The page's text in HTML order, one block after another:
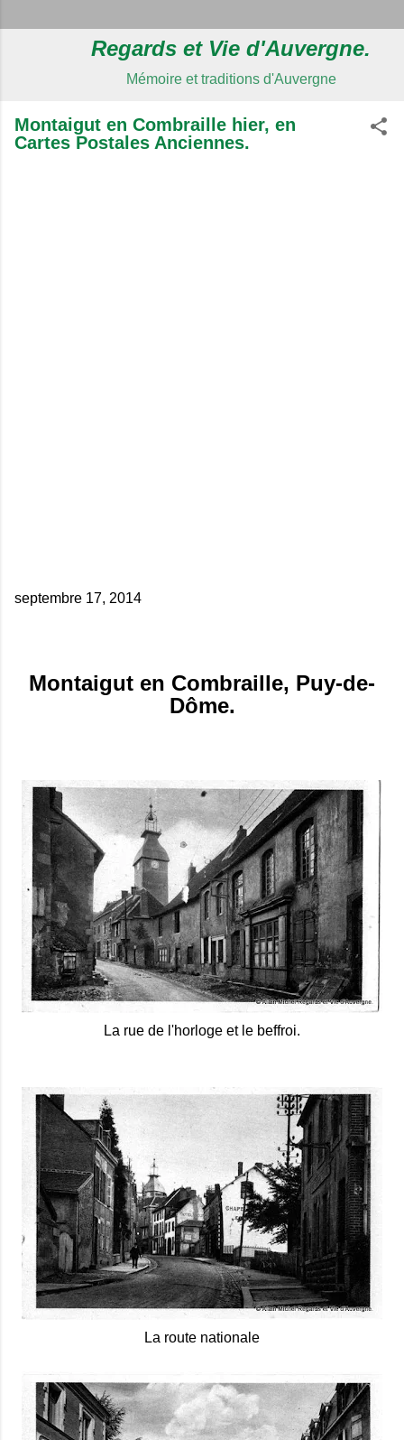
Regards et Vie d'Auvergne.
Mémoire et traditions d'Auvergne
Montaigut en Combraille hier, en
Cartes Postales Anciennes.
septembre 17, 2014
Montaigut en Combraille, Puy-de-
Dôme.
La rue de l'horloge et le beffroi.
La route nationale